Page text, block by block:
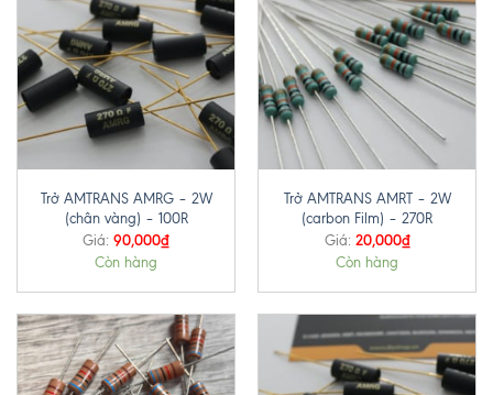
Trở AMTRANS AMRG – 2W
(chân vàng) – 100R
Giá: 90,000₫
Còn hàng
Trở AMTRANS AMRT – 2W
(carbon Film) – 270R
Giá: 20,000₫
Còn hàng